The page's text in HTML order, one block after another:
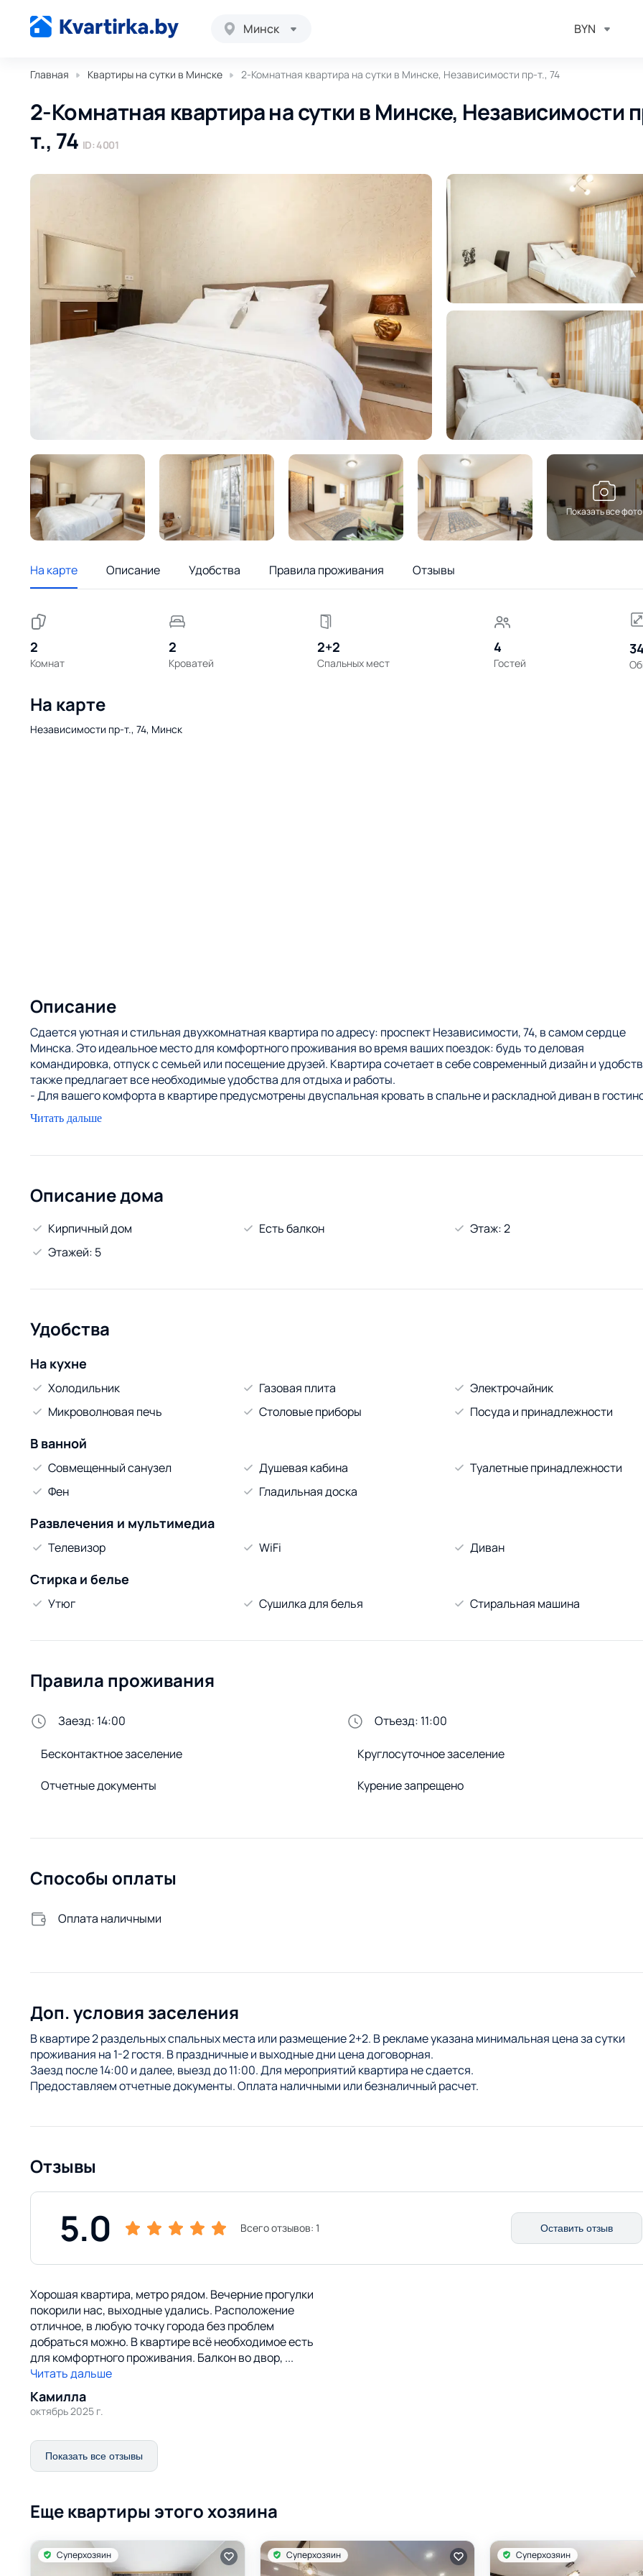
Минск BYN
Главная Квартиры на сутки в Минске 2-Комнатная квартира на сутки в Минске, Независимости пр-т., 74
2-Комнатная квартира на сутки в Минске, Независимости
т., 74 ID: 4001
Показать все фото
На карте Описание Удобства Правила проживания Отзывы
2
Комнат
2
Кроватей
2+2
Спальных мест
4
Гостей
На карте
Независимости пр-т., 74, Минск
Описание
Сдается уютная и стильная двухкомнатная квартира по адресу: проспект Независимости, 74, в самом сердце
Минска. Это идеальное место для комфортного проживания во время ваших поездок: будь то деловая
командировка, отпуск с семьей или посещение друзей. Квартира сочетает в себе современный дизайн и
также предлагает все необходимые удобства для отдыха и работы.
- Для вашего комфорта в квартире предусмотрены двуспальная кровать в спальне и раскладной диван в
что позволяет разместить до 4 человек.
- Удобная кухня полностью укомплектована современными бытовыми приборами: холодильником, плитой,
самостоятельного приготовления пищи.
ваше удобство и уют.
- Wi-Fi и ТВ: Бесплатный высокоскоростной интернет и телевизор делают ваше пребывание более комфортным.
Стоимость апартаментов зависит от тарифов “Будний”, “Выходной”, “Праздничный” и количества проживающих.
Читать дальше
Описание дома
Кирпичный дом Есть балкон
Этаж: 2
Этажей: 5
Удобства
На кухне
Холодильник Газовая плита
Электрочайник
Микроволновая печь
Столовые приборы Посуда и принадлежности
В ванной
Совмещенный санузел Душевая кабина
Туалетные принадлежности
Фен
Гладильная доска
Развлечения и мультимедиа
Телевизор WiFi Диван
Стирка и белье
Утюг Сушилка для белья Стиральная машина
Правила проживания
Заезд: 14:00 Отъезд: 11:00
Бесконтактное заселение
Круглосуточное заселение
Отчетные документы
Курение запрещено
Способы оплаты
Оплата наличными
Доп. условия заселения
В квартире 2 раздельных спальных места или размещение 2+2. В рекламе указана минимальная цена за сутки
проживания на 1-2 гостя. В праздничные и выходные дни цена договорная.
Заезд после 14:00 и далее, выезд до 11:00. Для мероприятий квартира не сдается.
Предоставляем отчетные документы. Оплата наличными или безналичный расчет.
Отзывы
5.0 Всего отзывов:1 Оставить отзыв
Хорошая квартира, метро рядом. Вечерние прогулки
покорили нас, выходные удались. Расположение
отличное, в любую точку города без проблем
добраться можно. В квартире всё необходимое есть
для комфортного проживания. Балкон во двор, ...
Читать дальше
Камилла
октябрь 2025 г.
Показать все отзывы
Еще квартиры этого хозяина
Суперхозяин Суперхозяин Суперхозяин